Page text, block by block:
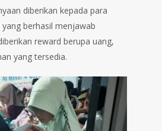
diberikan kepada para
berhasil menjawab
reward berupa uang,
yang tersedia.